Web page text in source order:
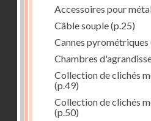
Accessoires pour
Câble souple(p.25)
Cannes pyrométriques
Chambres
Collection de clichés
(p.49)
Collection de clichés
(p.50)